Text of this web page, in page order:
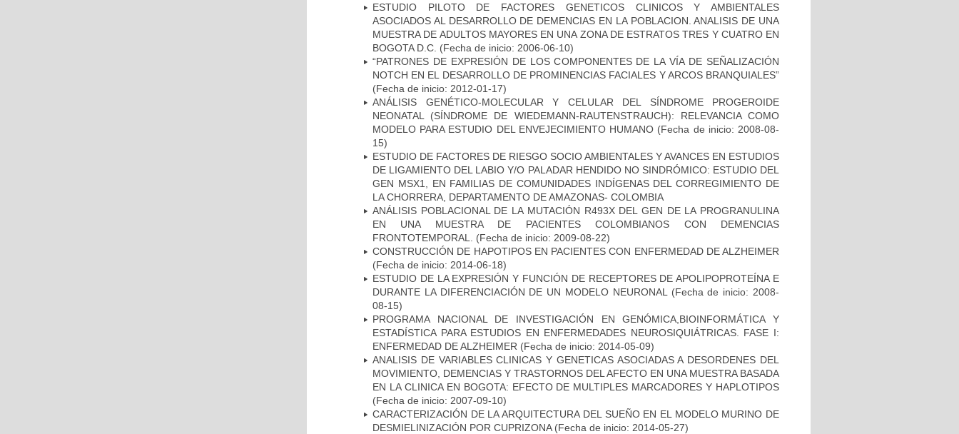
ESTUDIO PILOTO DE FACTORES GENETICOS CLINICOS Y AMBIENTALES
ASOCIADOS AL DESARROLLO DE DEMENCIAS EN LA POBLACION. ANALISIS DE UNA
MUESTRA DE ADULTOS MAYORES EN UNA ZONA DE ESTRATOS TRES Y CUATRO EN
BOGOTA D.C. (Fecha de inicio: 2006-06-10)
“PATRONES DE EXPRESIÓN DE LOS COMPONENTES DE LA VÍA DE SEÑALIZACIÓN
NOTCH EN EL DESARROLLO DE PROMINENCIAS FACIALES Y ARCOS BRANQUIALES”
(Fecha de inicio: 2012-01-17)
ANÁLISIS GENÉTICO-MOLECULAR Y CELULAR DEL SÍNDROME PROGEROIDE
NEONATAL (SÍNDROME DE WIEDEMANN-RAUTENSTRAUCH): RELEVANCIA COMO
MODELO PARA ESTUDIO DEL ENVEJECIMIENTO HUMANO (Fecha de inicio: 2008-08-
15)
ESTUDIO DE FACTORES DE RIESGO SOCIO AMBIENTALES Y AVANCES EN ESTUDIOS
DE LIGAMIENTO DEL LABIO Y/O PALADAR HENDIDO NO SINDRÓMICO: ESTUDIO DEL
GEN MSX1, EN FAMILIAS DE COMUNIDADES INDÍGENAS DEL CORREGIMIENTO DE
LA CHORRERA, DEPARTAMENTO DE AMAZONAS- COLOMBIA
ANÁLISIS POBLACIONAL DE LA MUTACIÓN R493X DEL GEN DE LA PROGRANULINA
EN UNA MUESTRA DE PACIENTES COLOMBIANOS CON DEMENCIAS
FRONTOTEMPORAL.
(Fecha de inicio: 2009-08-22)
CONSTRUCCIÓN DE HAPOTIPOS EN PACIENTES CON ENFERMEDAD DE ALZHEIMER
(Fecha de inicio: 2014-06-18)
ESTUDIO DE LA EXPRESIÓN Y FUNCIÓN DE RECEPTORES DE APOLIPOPROTEÍNA E
DURANTE LA DIFERENCIACIÓN DE UN MODELO NEURONAL
(Fecha de inicio: 2008-
08-15)
PROGRAMA NACIONAL DE INVESTIGACIÓN EN GENÓMICA,BIOINFORMÁTICA Y
ESTADÍSTICA PARA ESTUDIOS EN ENFERMEDADES NEUROSIQUIÁTRICAS. FASE I:
ENFERMEDAD DE ALZHEIMER (Fecha de inicio: 2014-05-09)
ANALISIS DE VARIABLES CLINICAS Y GENETICAS ASOCIADAS A DESORDENES DEL
MOVIMIENTO, DEMENCIAS Y TRASTORNOS DEL AFECTO EN UNA MUESTRA BASADA
EN LA CLINICA EN BOGOTA: EFECTO DE MULTIPLES MARCADORES Y HAPLOTIPOS
(Fecha de inicio: 2007-09-10)
CARACTERIZACIÓN DE LA ARQUITECTURA DEL SUEÑO EN EL MODELO MURINO DE
DESMIELINIZACIÓN POR CUPRIZONA(Fecha de inicio: 2014-05-27)